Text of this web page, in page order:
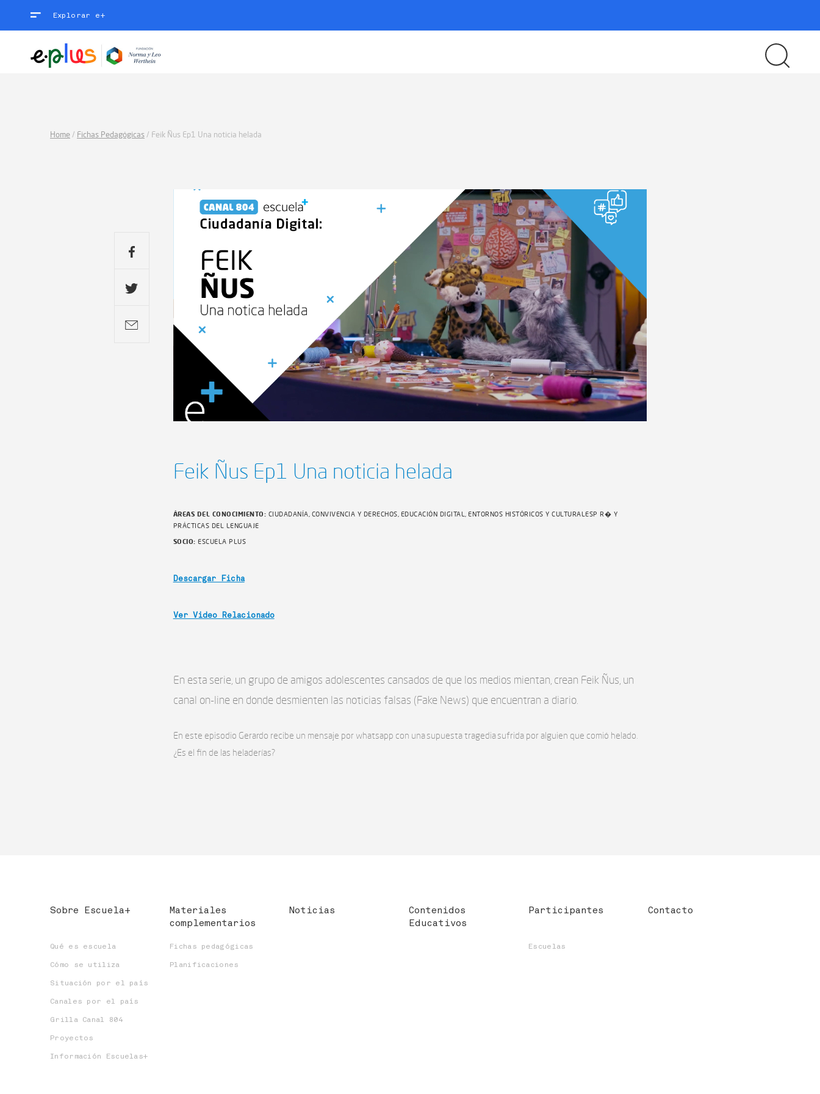
Explorar e+
Home / Fichas Pedagógicas / Feik Ñus Ep1 Una noticia helada
Feik Ñus Ep1 Una noticia helada
ÁREAS DEL CONOCIMIENTO: CIUDADANÍA, CONVIVENCIA Y DERECHOS, EDUCACIÓN DIGITAL, ENTORNOS HISTÓRICOS Y CULTURALESP R� Y
PRÁCTICAS DEL LENGUAJE
SOCIO: ESCUELA PLUS
Descargar Ficha
Ver Video Relacionado
En esta serie, un grupo de amigos adolescentes cansados de que los medios mientan, crean Feik Ñus, un
canal on-line en donde desmienten las noticias falsas (Fake News) que encuentran a diario.
En este episodio Gerardo recibe un mensaje por whatsapp con una supuesta tragedia sufrida por alguien que comió helado.
¿Es el fin de las heladerías?
Sobre Escuela+
Qué es escuela
Cómo se utiliza
Situación por el país
Canales por el país
Grilla Canal 804
Proyectos
Información Escuelas+
Materiales
complementarios
Fichas pedagógicas
Planificaciones
Noticias
Contenidos
Educativos
Participantes
Escuelas
Contacto